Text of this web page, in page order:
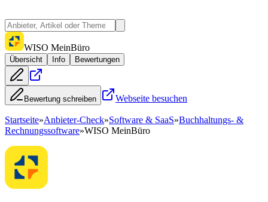
WISO MeinBüro
Übersicht Info Bewertungen
Bewertung schreiben Webseite besuchen
Startseite»Anbieter-Check»Software & SaaS»Buchhaltungs- &
Rechnungssoftware»WISO MeinBüro